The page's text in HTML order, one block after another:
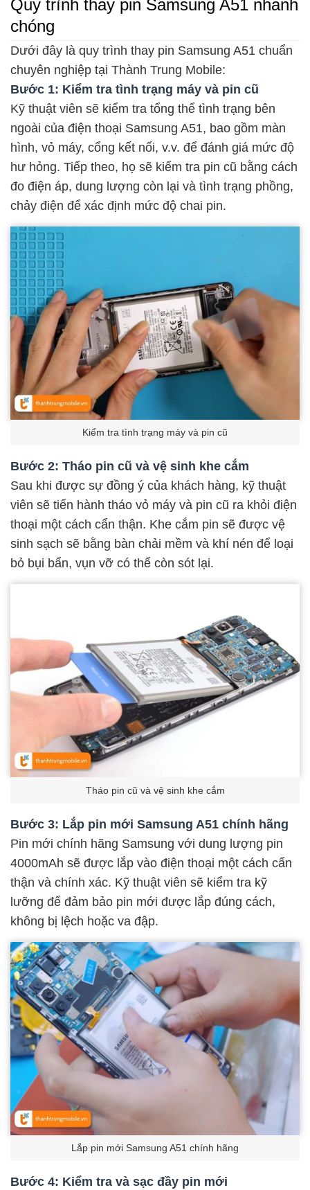
Quy trình thay pin Samsung A51 nhanh
chóng
Dưới đây là quy trình thay pin Samsung A51 chuẩn
chuyên nghiệp tại Thành Trung Mobile:
Bước 1: Kiểm tra tình trạng máy và pin cũ
Kỹ thuật viên sẽ kiểm tra tổng thể tình trạng bên
ngoài của điện thoại Samsung A51, bao gồm màn
hình, vỏ máy, cổng kết nối, v.v. để đánh giá mức độ
hư hỏng. Tiếp theo, họ sẽ kiểm tra pin cũ bằng cách
đo điện áp, dung lượng còn lại và tình trạng phồng,
chảy điện để xác định mức độ chai pin.
Kiểm tra tình trạng máy và pin cũ
Bước 2: Tháo pin cũ và vệ sinh khe cắm
Sau khi được sự đồng ý của khách hàng, kỹ thuật
viên sẽ tiến hành tháo vỏ máy và pin cũ ra khỏi điện
thoại một cách cẩn thận. Khe cắm pin sẽ được vệ
sinh sạch sẽ bằng bàn chải mềm và khí nén để loại
bỏ bụi bẩn, vụn vỡ có thể còn sót lại.
Tháo pin cũ và vệ sinh khe cắm
Bước 3: Lắp pin mới Samsung A51 chính hãng
Pin mới chính hãng Samsung với dung lượng pin
4000mAh sẽ được lắp vào điện thoại một cách cẩn
thận và chính xác. Kỹ thuật viên sẽ kiểm tra kỹ
lưỡng để đảm bảo pin mới được lắp đúng cách,
không bị lệch hoặc va đập.
Lắp pin mới Samsung A51 chính hãng
Bước 4: Kiểm tra và sạc đầy pin mới